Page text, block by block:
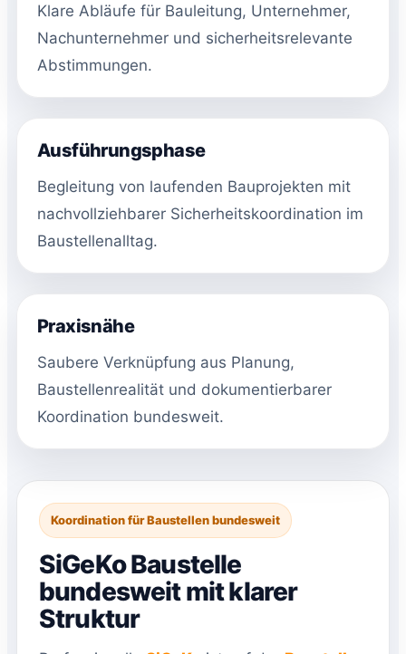
Klare Abläufe für Bauleitung, Unternehmer,
Nachunternehmer und sicherheitsrelevante
Abstimmungen.
Ausführungsphase
Begleitung von laufenden Bauprojekten mit
nachvollziehbarer Sicherheitskoordination im
Baustellenalltag.
Praxisnähe
Saubere Verknüpfung aus Planung,
Baustellenrealität und dokumentierbarer
Koordination bundesweit.
Koordination für Baustellen bundesweit
SiGeKo Baustelle
bundesweit mit klarer
Struktur